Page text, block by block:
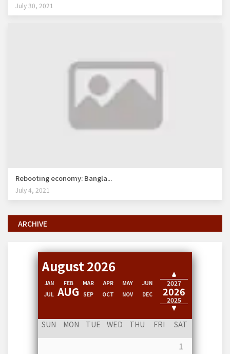
July 30, 2021
Rebooting economy: Bangla...
July 4, 2021
ARCHIVE
August 2026
2028
2027
2026
2025
2024
JAN FEB MAR APR MAY
JUN
JUL AUG SEP OCT NOV DEC
SUN MON TUE WED THU FRI SAT
1